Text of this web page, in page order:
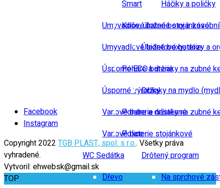
Smart
Umyvadlové baterie stojánkové
Umyvadlové bidetové baterie
Úsporné ECO baterie
Úsporné výrobky
Vanové baterie nástěnné
Vanové baterie stojánkové
WC Sedátka
Dřevo
Háčiky a poličky
Koše, úložné boxy a
Úložné boxy, dózy a
Poháre a držiaky na zubné
Držiaky na mydlo
Poháre a držiaky na zubné
Police
Drôtený program
Na sprchové
Facebook
Instagram
Copyright 2022 TGB PLAST, spol. s r.o.. Všetky práva
vyhradené.
Vytvoril: ehwebsk@gmail.sk
TOP